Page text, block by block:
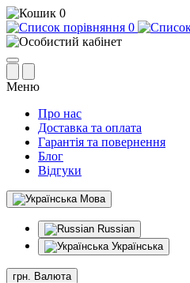
0
0
Меню
Про нас
Доставка та оплата
Гарантія та повернення
Блог
Відгуки
Мова
Russian
Українська
грн. Валюта